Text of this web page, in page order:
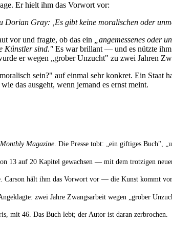
Er hielt ihm das Vorwort vor:
Dorian Gray: ‚Es gibt keine moralischen oder
vor und fragte, ob das ein
„angemessenes oder
Künstler sind." Es war brillant — und es nützte
er wegen „grober Unzucht" zu zwei Jahren
sein?" auf einmal sehr konkret. Ein
das ausgeht, wenn jemand es ernst meint.
Magazine. Die Presse tobt: „ein giftiges Buch",
13 auf 20 Kapitel gewachsen — mit dem trotzigen
Carson hält ihm das Vorwort vor — die Kunst kommt
zwei Jahre Zwangsarbeit wegen „grober
mit 46. Das Buch lebt; der Autor ist daran zerbrochen.